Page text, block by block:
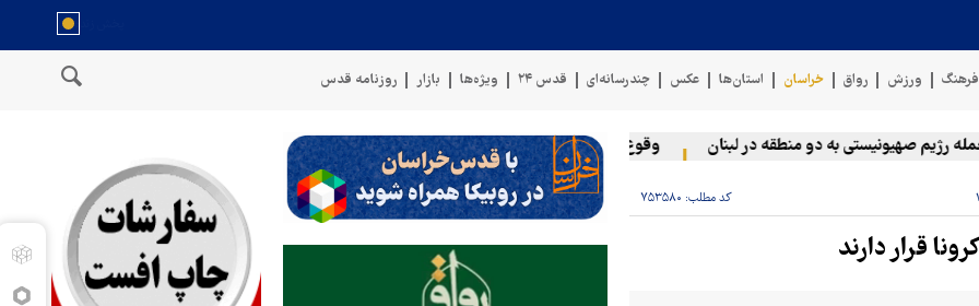
فرهنگ ورزش رواق خراسان استان‌ها عکس چندرسانه‌ای قدس ۲۴ ویژه‌ها بازار روزنامه قدس
صهیونیستی به دو منطقه در لبنان وقوع حادثه دریایی در سواحل عمان سخنگوی نیروهای مسلح یمن: کشتی نفتی عربستان را با موشک
کد مطلب: ۷۵۳۵۸۰
قرار دارند